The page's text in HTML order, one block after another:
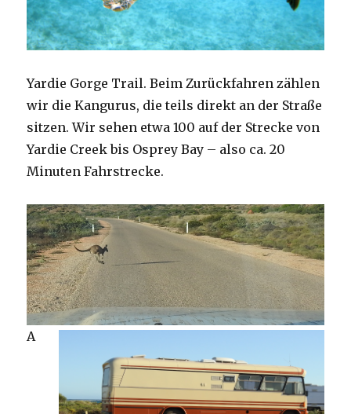
Yardie Gorge Trail. Beim Zurückfahren zählen
wir die Kangurus, die teils direkt an der Straße
sitzen. Wir sehen etwa 100 auf der Strecke von
Yardie Creek bis Osprey Bay – also ca. 20
Minuten Fahrstrecke.
A